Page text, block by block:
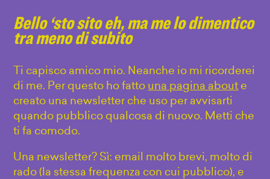
Bello ‘sto sito eh, ma me lo dimentico
tra meno di subito
Ti capisco amico mio. Neanche io mi ricorderei
di me. Per questo ho fatto una pagina about e
creato una newsletter che uso per avvisarti
quando pubblico qualcosa di nuovo. Metti che
ti fa comodo.
Una newsletter? Sì: email molto brevi, molto di
rado (la stessa frequenza con cui pubblico), e